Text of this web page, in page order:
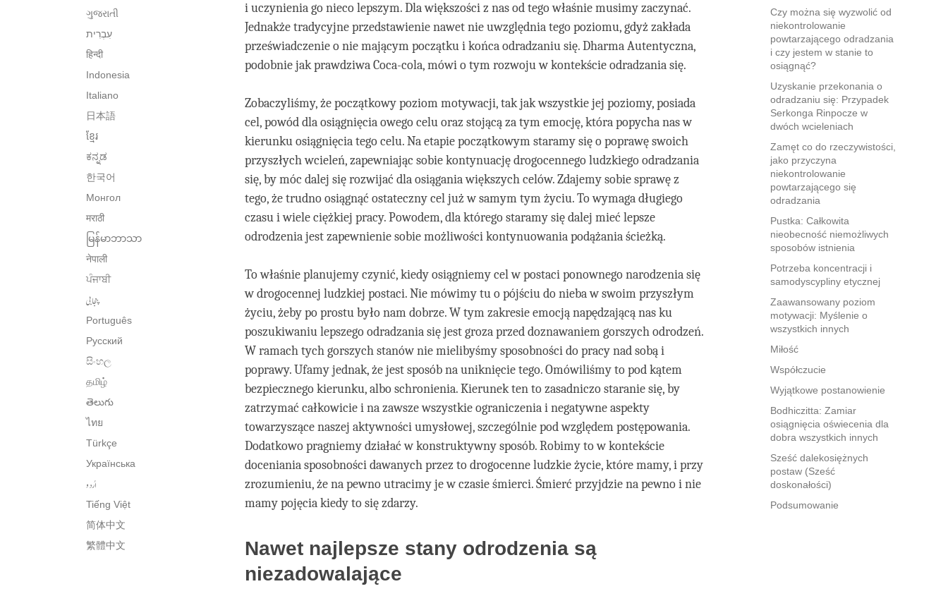
Czy można się wyzwolić od
niekontrolowanie
powtarzającego odradzania
i czy jestem w stanie to
osiągnąć?
Uzyskanie przekonania o
odradzaniu się: Przypadek
Serkonga Rinpocze w
dwóch wcieleniach
Zamęt co do rzeczywistości,
jako przyczyna
niekontrolowanie
powtarzającego się
odradzania
Pustka: Całkowita
nieobecność niemożliwych
sposobów istnienia
Potrzeba koncentracji i
samodyscypliny etycznej
Zaawansowany poziom
motywacji: Myślenie o
wszystkich innych
Miłość
Współczucie
Wyjątkowe postanowienie
Bodhiczitta: Zamiar
osiągnięcia oświecenia dla
dobra wszystkich innych
Sześć dalekosiężnych
postaw (Sześć
doskonałości)
Podsumowanie
ગુજરાતી
हिन्दी
Indonesia
Italiano
日本語
ខ្មែរ
ಕನ್ನಡ
한국어
Монгол
मराठी
မြန်မာဘာသာ
नेपाली
ਪੰਜਾਬੀ
پنجابی
Português
Русский
සිංහල
தமிழ்
తెలుగు
ไทย
Türkçe
Українська
اُردو
Tiếng Việt
简体中文
繁體中文
i uczynienia go nieco lepszym. Dla większości z nas od tego właśnie musimy zaczynać.
Jednakże tradycyjne przedstawienie nawet nie uwzględnia tego poziomu, gdyż zakłada
przeświadczenie o nie mającym początku i końca odradzaniu się. Dharma Autentyczna,
podobnie jak prawdziwa Coca-cola, mówi o tym rozwoju w kontekście odradzania się.
Zobaczyliśmy, że początkowy poziom motywacji, tak jak wszystkie jej poziomy, posiada
cel, powód dla osiągnięcia owego celu oraz stojącą za tym emocję, która popycha nas w
kierunku osiągnięcia tego celu. Na etapie początkowym staramy się o poprawę swoich
przyszłych wcieleń, zapewniając sobie kontynuację drogocennego ludzkiego odradzania
się, by móc dalej się rozwijać dla osiągania większych celów. Zdajemy sobie sprawę z
tego, że trudno osiągnąć ostateczny cel już w samym tym życiu. To wymaga długiego
czasu i wiele ciężkiej pracy. Powodem, dla którego staramy się dalej mieć lepsze
odrodzenia jest zapewnienie sobie możliwości kontynuowania podążania ścieżką.
To właśnie planujemy czynić, kiedy osiągniemy cel w postaci ponownego narodzenia się
w drogocennej ludzkiej postaci. Nie mówimy tu o pójściu do nieba w swoim przyszłym
życiu, żeby po prostu było nam dobrze. W tym zakresie emocją napędzającą nas ku
poszukiwaniu lepszego odradzania się jest groza przed doznawaniem gorszych odrodzeń.
W ramach tych gorszych stanów nie mielibyśmy sposobności do pracy nad sobą i
poprawy. Ufamy jednak, że jest sposób na uniknięcie tego. Omówiliśmy to pod kątem
bezpiecznego kierunku, albo schronienia. Kierunek ten to zasadniczo staranie się, by
zatrzymać całkowicie i na zawsze wszystkie ograniczenia i negatywne aspekty
towarzyszące naszej aktywności umysłowej, szczególnie pod względem postępowania.
Dodatkowo pragniemy działać w konstruktywny sposób. Robimy to w kontekście
doceniania sposobności dawanych przez to drogocenne ludzkie życie, które mamy, i przy
zrozumieniu, że na pewno utracimy je w czasie śmierci. Śmierć przyjdzie na pewno i nie
mamy pojęcia kiedy to się zdarzy.
Nawet najlepsze stany odrodzenia są
niezadowalające